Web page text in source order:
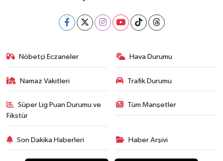
Nöbetçi Eczaneler Hava Durumu
Namaz Vakitleri Trafik Durumu
Süper Lig Puan Durumu ve
Fikstür
Tüm Manşetler
Son Dakika Haberleri Haber Arşivi